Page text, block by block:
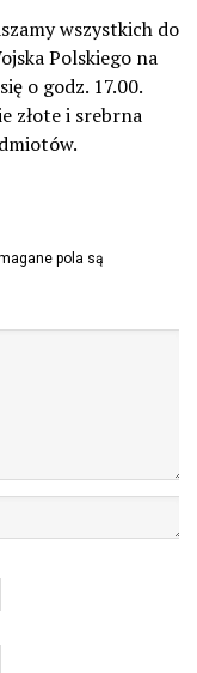
wszystkich do
Polskiego na
o godz. 17.00.
złote i srebrna
pola są